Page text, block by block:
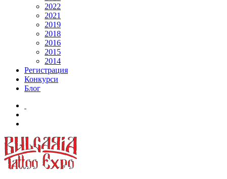
2022
2021
2019
2018
2016
2015
2014
Регистрация
Конкурси
Блог